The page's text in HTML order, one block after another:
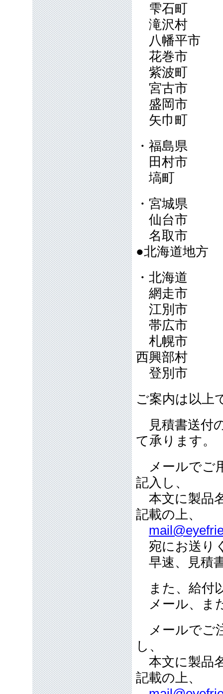
雫石町
滝沢村
八幡平市
花巻市
紫波町
宮古市
盛岡市
矢巾町
・福島県
田村市
塙町
・宮城県
仙台市
名取市
●北海道地方
・北海道
網走市
江別市
帯広市
札幌市
西興部村
登別市
ご案内は以上
見積書送付
て承ります。
メールでご
記入し、
本文に製品
記載の上、
宛にお送り
早速、見積
また、給付
メール、ま
メールでご
し、
本文に製品
記載の上、